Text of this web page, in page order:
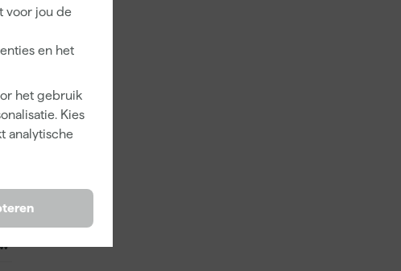
voor jou de
en het
het gebruik
Kies
analytische